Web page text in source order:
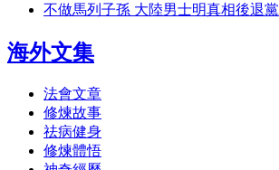
不做馬列子孫 大陸男士明真相後退黨
海外文集
法會文章
修煉故事
祛病健身
修煉體悟